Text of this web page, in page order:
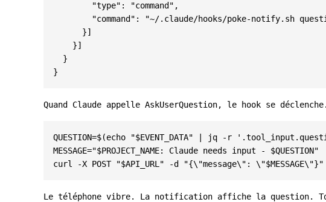
"type" : "command" ,
"command" :
"~/.claude/hooks/poke-notify.sh
}]
}]
}
}
Quand Claude appelle AskUserQuestion, le hook se
QUESTION=$(echo "$EVENT_DATA" jq -r
MESSAGE="$PROJECT_NAME: Claude needs input - $QUESTION"
curl -X POST "$API_URL " -d "{\"message\": \"$MESSAGE\"}"
Le téléphone vibre. La notification affiche la question.